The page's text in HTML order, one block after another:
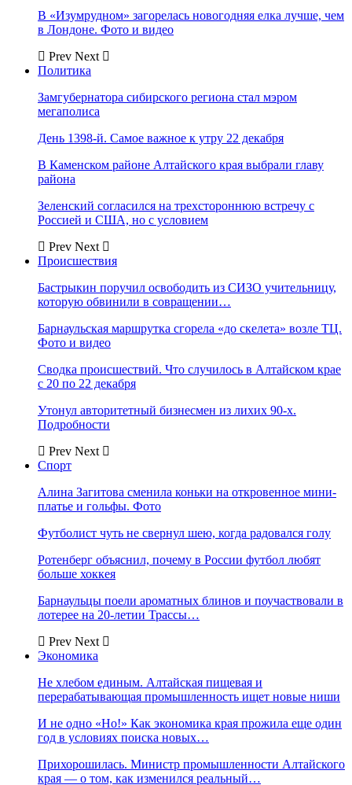
В «Изумрудном» загорелась новогодняя елка лучше, чем
в Лондоне. Фото и видео
Prev Next
Политика
Замгубернатора сибирского региона стал мэром
мегаполиса
День 1398-й. Самое важное к утру 22 декабря
В Каменском районе Алтайского края выбрали главу
района
Зеленский согласился на трехстороннюю встречу с
Россией и США, но с условием
Prev Next
Происшествия
Бастрыкин поручил освободить из СИЗО учительницу,
которую обвинили в совращении…
Барнаульская маршрутка сгорела «до скелета» возле ТЦ.
Фото и видео
Сводка происшествий. Что случилось в Алтайском крае
с 20 по 22 декабря
Утонул авторитетный бизнесмен из лихих 90-х.
Подробности
Prev Next
Спорт
Алина Загитова сменила коньки на откровенное мини-
платье и гольфы. Фото
Футболист чуть не свернул шею, когда радовался голу
Ротенберг объяснил, почему в России футбол любят
больше хоккея
Барнаульцы поели ароматных блинов и поучаствовали в
лотерее на 20-летии Трассы…
Prev Next
Экономика
Не хлебом единым. Алтайская пищевая и
перерабатывающая промышленность ищет новые ниши
И не одно «Но!» Как экономика края прожила еще один
год в условиях поиска новых…
Прихорошилась. Министр промышленности Алтайского
края — о том, как изменился реальный…